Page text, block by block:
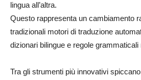
lingua all’altra.
Questo rappresenta un cambiamento
tradizionali motori di traduzione
dizionari bilingue e regole grammaticali
Tra gli strumenti più innovativi